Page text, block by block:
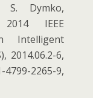
S. Dymko,
IEEE
Intelligent
2014.06.2-6,
2265-9,